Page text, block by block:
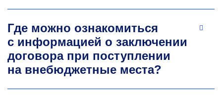
Где можно ознакомиться
с информацией о заключении
договора при поступлении
на внебюджетные места?